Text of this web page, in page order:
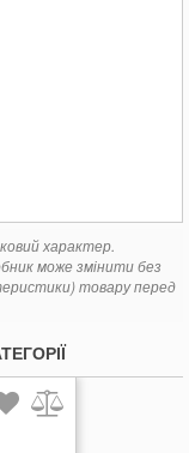
характер.
може змінити без
товару перед